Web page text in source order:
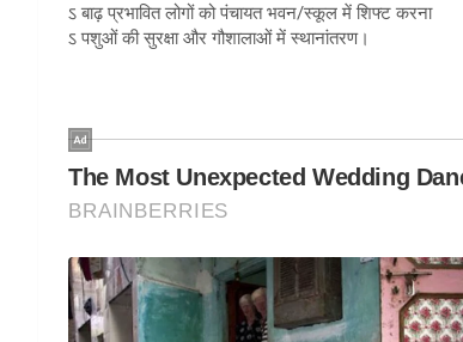
ऽ बाढ़ प्रभावित लोगों को पंचायत भवन/स्कूल में शिफ्ट करना
ऽ पशुओं की सुरक्षा और गौशालाओं में स्थानांतरण।